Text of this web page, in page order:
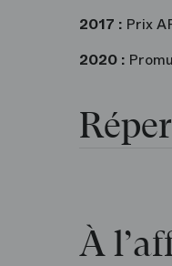
2017 : Prix
2020 :
À